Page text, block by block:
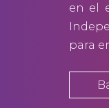
en el
para